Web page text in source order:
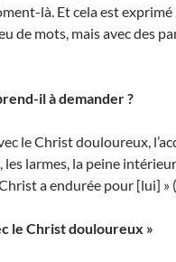
là. Et cela est
de mots, mais avec des
il à demander ?
le Christ douloureux,
les larmes, la peine
a endurée pour [lui] » (
le Christ douloureux »